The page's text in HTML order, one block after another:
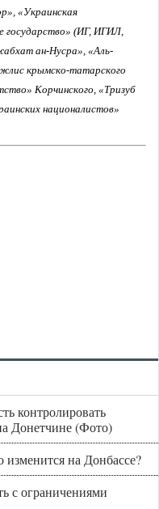
«Украинская
государство» (ИГ, ИГИЛ,
ан-Нусра», «Аль-
крымско-татарского
Корчинского, «Тризуб
националистов»
контролировать
Донетчине (Фото)
на Донбассе?
с ограничениями